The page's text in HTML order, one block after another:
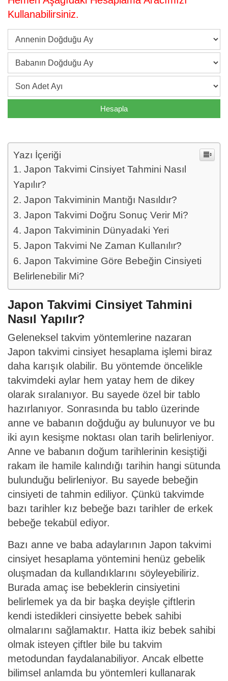
Kullanabilirsiniz.
Yazı İçeriği
Japon Takvimi Cinsiyet Tahmini Nasıl
Yapılır?
Japon Takviminin Mantığı Nasıldır?
Japon Takvimi Doğru Sonuç Verir Mi?
Japon Takviminin Dünyadaki Yeri
Japon Takvimi Ne Zaman Kullanılır?
Japon Takvimine Göre Bebeğin Cinsiyeti
Belirlenebilir Mi?
Japon Takvimi Cinsiyet Tahmini
Nasıl Yapılır?
Geleneksel takvim yöntemlerine nazaran
Japon takvimi cinsiyet hesaplama işlemi biraz
daha karışık olabilir. Bu yöntemde öncelikle
takvimdeki aylar hem yatay hem de dikey
olarak sıralanıyor. Bu sayede özel bir tablo
hazırlanıyor. Sonrasında bu tablo üzerinde
anne ve babanın doğduğu ay bulunuyor ve bu
iki ayın kesişme noktası olan tarih belirleniyor.
Anne ve babanın doğum tarihlerinin kesiştiği
rakam ile hamile kalındığı tarihin hangi sütunda
bulunduğu belirleniyor. Bu sayede bebeğin
cinsiyeti de tahmin ediliyor. Çünkü takvimde
bazı tarihler kız bebeğe bazı tarihler de erkek
bebeğe tekabül ediyor.
Bazı anne ve baba adaylarının Japon takvimi
cinsiyet hesaplama yöntemini henüz gebelik
oluşmadan da kullandıklarını söyleyebiliriz.
Burada amaç ise bebeklerin cinsiyetini
belirlemek ya da bir başka deyişle çiftlerin
kendi istedikleri cinsiyette bebek sahibi
olmalarını sağlamaktır. Hatta ikiz bebek sahibi
olmak isteyen çiftler bile bu takvim
metodundan faydalanabiliyor. Ancak elbette
bilimsel anlamda bu yöntemleri kullanarak